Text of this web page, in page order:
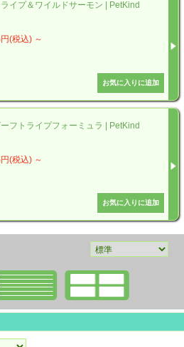
イプ＆ワイルドサーモン | PetKind
(税込) ～
フトライプフォーミュラ | PetKind
(税込) ～